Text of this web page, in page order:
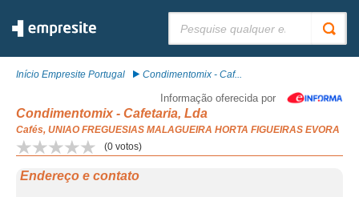
Início Empresite Portugal Condimentomix - Caf...
Informação oferecida por
Condimentomix - Cafetaria, Lda
Cafés, UNIAO FREGUESIAS MALAGUEIRA HORTA FIGUEIRAS EVORA
(0 votos)
Endereço e contato